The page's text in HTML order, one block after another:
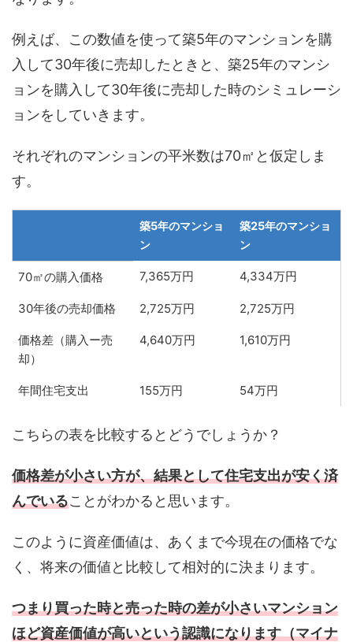
例えば、この数値を使って築5年のマンションを購
入して30年後に売却したときと、築25年のマンシ
ョンを購入して30年後に売却した時のシミュレーシ
ョンをしていきます。
それぞれのマンションの平米数は70㎡と仮定しま
す。
築5年のマンショ
ン
築25年のマンショ
ン
70㎡の購入価格 7,365万円 4,334万円
30年後の売却価格 2,725万円 2,725万円
価格差（購入ー売
却）
4,640万円 1,610万円
年間住宅支出 155万円 54万円
こちらの表を比較するとどうでしょうか？
価格差が小さい方が、結果として住宅支出が安く済
んでいることがわかると思います。
このように資産価値は、あくまで今現在の価格でな
く、将来の価値と比較して相対的に決まります。
つまり買った時と売った時の差が小さいマンション
ほど資産価値が高いという認識になります（マイナ